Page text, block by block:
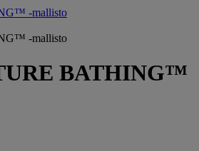
-mallisto
-mallisto
BATHING™